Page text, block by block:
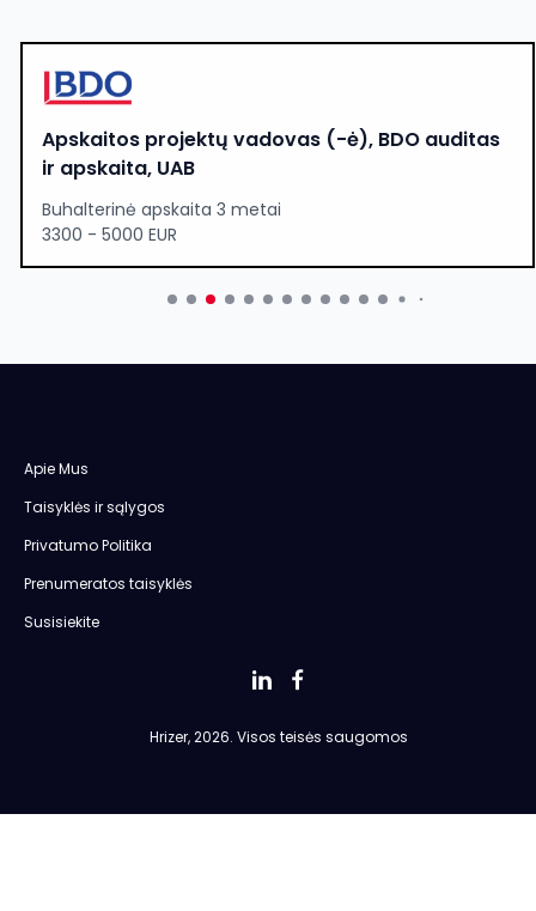
Apskaitos projektų vadovas (-ė), BDO auditas
ir apskaita, UAB
Buhalterinė apskaita 3 metai
3300 - 5000 EUR
Hrizer, 2026. Visos teisės saugomos
Apie Mus
Taisyklės ir sąlygos
Privatumo Politika
Prenumeratos taisyklės
Susisiekite